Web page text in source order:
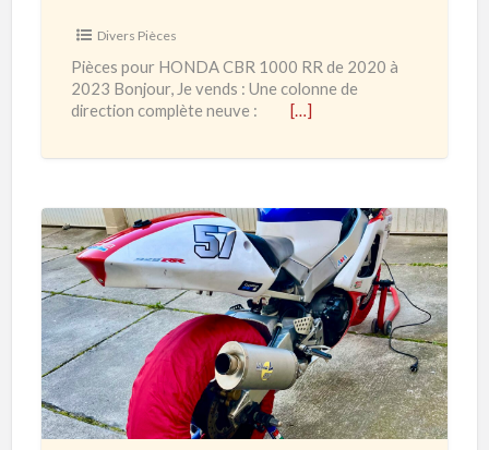
C
R
1
0
0
0
R
R
d
Divers Pièces
Pièces pour HONDA CBR 1000 RR de 2020 à
2023 Bonjour, Je vends : Une colonne de
direction complète neuve :
[…]
H
O
N
D
A
C
B